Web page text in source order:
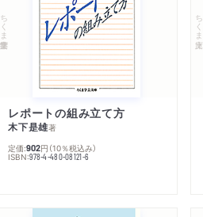
ちくま学芸文庫
レポートの組み立て方
木下是雄著
定価:902円 （10％税込み）
ISBN:978-4-480-08121-6
ちくま文庫